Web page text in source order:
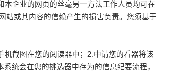
企业的网页的丝毫另一方法工作人员均可在
站或其内容的信赖产生的损害负责。您须基于
截图在您的阅读器中；2.中请您的看器将该
统会在您的挑选器中存为的信息纪要流程，